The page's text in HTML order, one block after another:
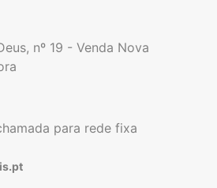
nº 19 - Venda Nova
para rede fixa